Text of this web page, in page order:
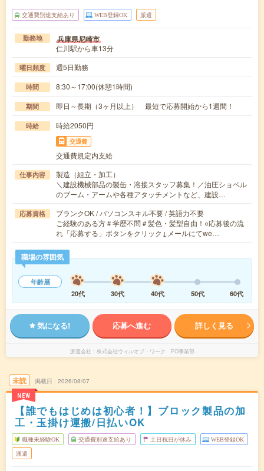
交通費別途支給あり WEB登録OK 派遣
勤務地 兵庫県尼崎市
仁川駅から車13分
曜日頻度 週5日勤務
時間 8:30～17:00(休憩1時間)
期間 即日～長期（3ヶ月以上） 最短で応募開始から1週間！
時給 時給2050円
交通費
交通費規定内支給
仕事内容
製造（組立・加工）
＼建設機械部品の製缶・溶接スタッフ募集！／油圧ショベル
のブーム・アームや各種アタッチメントなど、建設…
応募資格
ブランクOK / パソコンスキル不要 / 英語力不要
ご経験のある方＃学歴不問＃髪色・髪型自由！○応募後の流
れ「応募する」ボタンをクリック↓メールにてwe…
職場の雰囲気
年齢層
20代
30代 40代 50代 60代
気になる! 応募へ進む 詳しく見る
派遣会社 株式会社ウィルオブ・ワーク FO事業部
未読
NEW
掲載日 2026/08/07
【誰でもはじめは初心者！】ブロック製品の加
工・玉掛け運搬/日払いOK
職種未経験OK 交通費別途支給あり 土日祝日が休み WEB登録OK
派遣